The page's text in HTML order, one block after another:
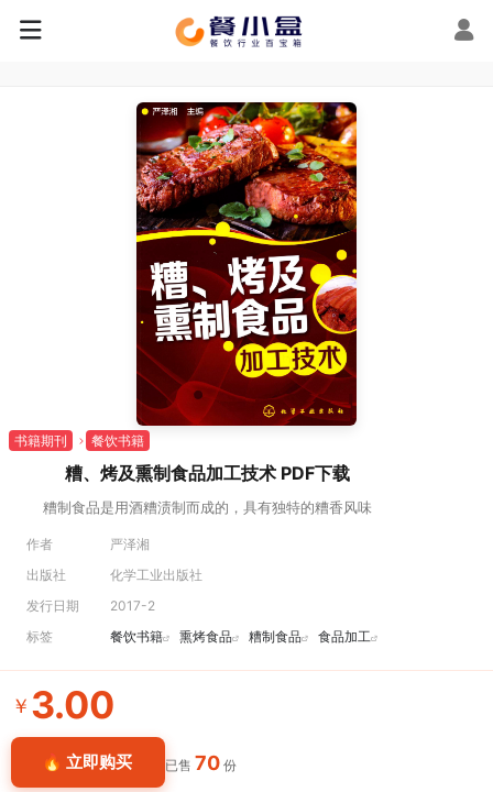
书籍期刊 餐饮书籍
糟、烤及熏制食品加工技术 PDF下载
糟制食品是用酒糟渍制而成的，具有独特的糟香风味
作者
严泽湘
出版社
化学工业出版社
发行日期
2017-2
标签
餐饮书籍 熏烤食品 糟制食品 食品加工
￥ 3.00
🔥 立即购买 已售 70 份